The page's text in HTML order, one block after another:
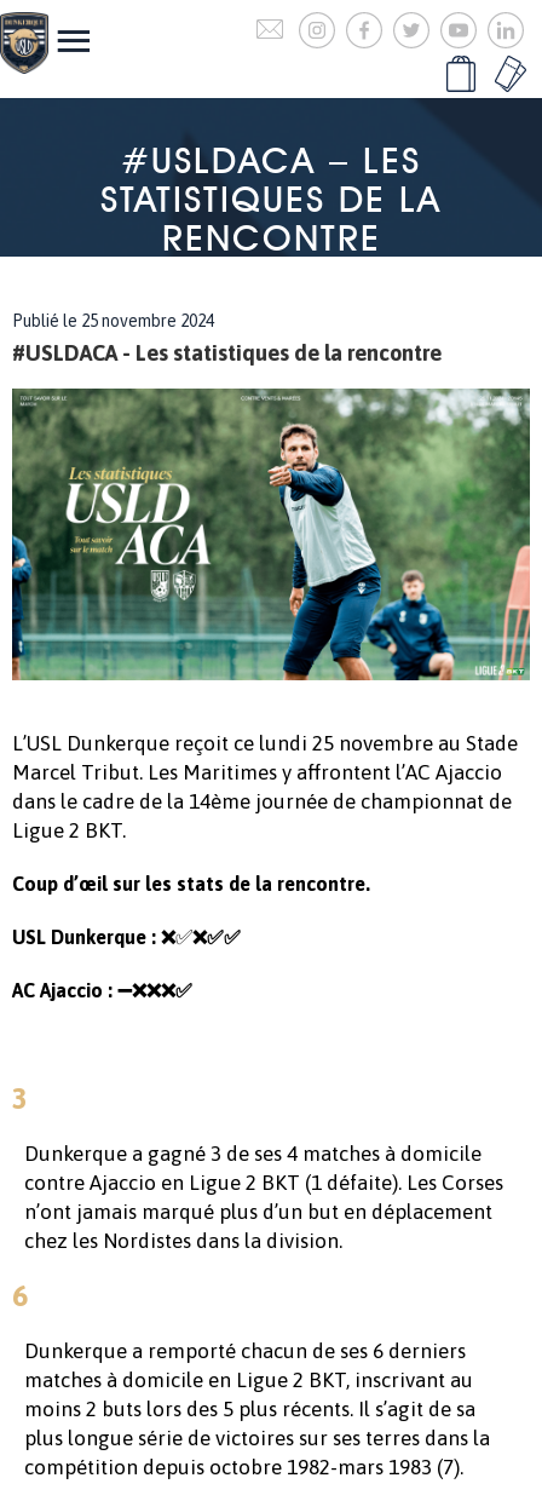
#USLDACA – LES
STATISTIQUES DE LA
RENCONTRE
Publié le 25 novembre 2024
#USLDACA - Les statistiques de la rencontre
L’USL Dunkerque reçoit ce lundi 25 novembre au Stade
Marcel Tribut. Les Maritimes y affrontent l’AC Ajaccio
dans le cadre de la 14ème journée de championnat de
Ligue 2 BKT.
Coup d’œil sur les stats de la rencontre.
USL Dunkerque : ❌✅❌✅✅
AC Ajaccio : ➖❌❌❌✅
3
Dunkerque a gagné 3 de ses 4 matches à domicile
contre Ajaccio en Ligue 2 BKT (1 défaite). Les Corses
n’ont jamais marqué plus d’un but en déplacement
chez les Nordistes dans la division.
6
Dunkerque a remporté chacun de ses 6 derniers
matches à domicile en Ligue 2 BKT, inscrivant au
moins 2 buts lors des 5 plus récents. Il s’agit de sa
plus longue série de victoires sur ses terres dans la
compétition depuis octobre 1982-mars 1983 (7).